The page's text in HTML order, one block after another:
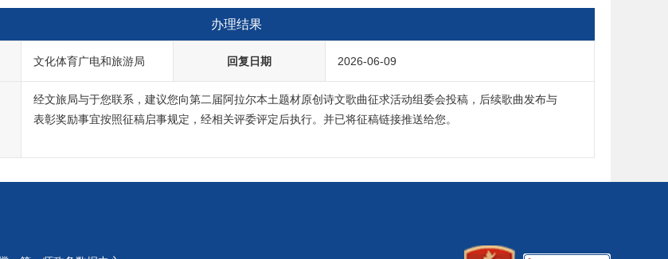
办理结果
文化体育广电和旅游局 回复日期 2026-06-09
经文旅局与于您联系，建议您向第二届阿拉尔本土题材原创诗文歌曲征求活动组委会投稿，后续歌曲发布与
表彰奖励事宜按照征稿启事规定，经相关评委评定后执行。并已将征稿链接推送给您。